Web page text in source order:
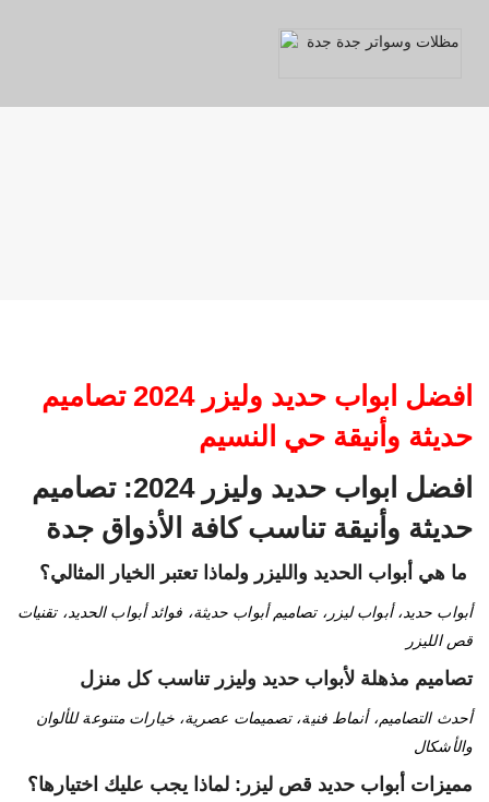
افضل ابواب حديد وليزر 2024 تصاميم
حديثة وأنيقة حي النسيم
افضل ابواب حديد وليزر 2024: تصاميم
حديثة وأنيقة تناسب كافة الأذواق جدة
ما هي أبواب الحديد والليزر ولماذا تعتبر الخيار المثالي؟
أبواب حديد، أبواب ليزر، تصاميم أبواب حديثة، فوائد أبواب الحديد، تقنيات
قص الليزر
تصاميم مذهلة لأبواب حديد وليزر تناسب كل منزل
أحدث التصاميم، أنماط فنية، تصميمات عصرية، خيارات متنوعة للألوان
والأشكال
مميزات أبواب حديد قص ليزر: لماذا يجب عليك اختيارها؟